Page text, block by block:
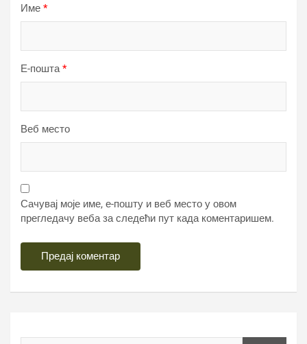
Име *
Е-пошта*
Веб место
Сачувај моје име, е-пошту и веб место у овом
прегледачу веба за следећи пут када коментаришем.